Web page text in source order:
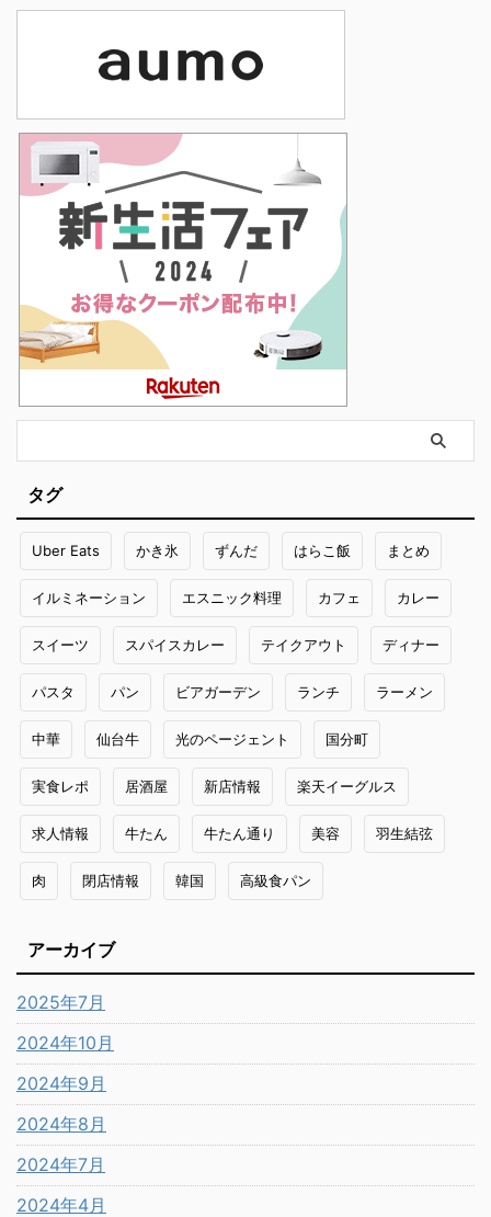
タグ
Uber Eats かき氷 ずんだ はらこ飯 まとめ
イルミネーション エスニック料理 カフェ カレー
スイーツ スパイスカレー テイクアウト ディナー
パスタ パン ビアガーデン ランチ ラーメン
中華 仙台牛 光のページェント 国分町
実食レポ 居酒屋 新店情報 楽天イーグルス
求人情報 牛たん 牛たん通り 美容 羽生結弦
肉 閉店情報 韓国 高級食パン
アーカイブ
2025年7月
2024年10月
2024年9月
2024年8月
2024年7月
2024年4月